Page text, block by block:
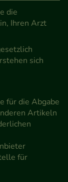
Nutzung
wir
können,
die
für Sie
soziale
die
Ihren Arzt
sich
für die Abgabe
Artikeln
für